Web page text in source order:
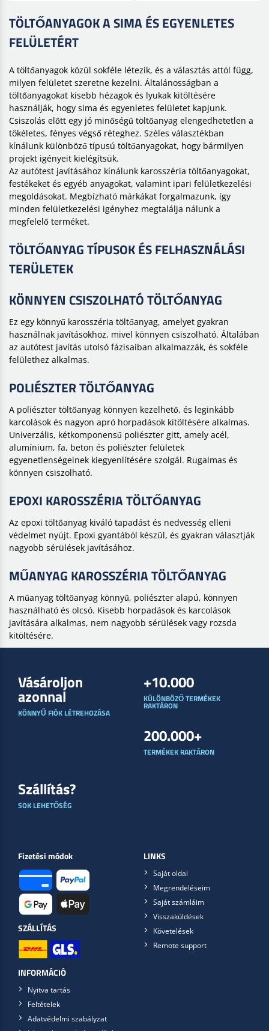
TÖLTŐANYAGOK A SIMA ÉS EGYENLETES
FELÜLETÉRT
A töltőanyagok közül sokféle létezik, és a választás attól függ,
milyen felületet szeretne kezelni. Általánosságban a
töltőanyagokat kisebb hézagok és lyukak kitöltésére
használják, hogy sima és egyenletes felületet kapjunk.
Csiszolás előtt egy jó minőségű töltőanyag elengedhetetlen a
tökéletes, fényes végső réteghez. Széles választékban
kínálunk különböző típusú töltőanyagokat, hogy bármilyen
projekt igényeit kielégítsük.
Az autótest javításához kínálunk karosszéria töltőanyagokat,
festékeket és egyéb anyagokat, valamint ipari felületkezelési
megoldásokat. Megbízható márkákat forgalmazunk, így
minden felületkezelési igényhez megtalálja nálunk a
megfelelő terméket.
TÖLTŐANYAG TÍPUSOK ÉS FELHASZNÁLÁSI
TERÜLETEK
KÖNNYEN CSISZOLHATÓ TÖLTŐANYAG
Ez egy könnyű karosszéria töltőanyag, amelyet gyakran
használnak javításokhoz, mivel könnyen csiszolható. Általában
az autótest javítás utolsó fázisaiban alkalmazzák, és sokféle
felülethez alkalmas.
POLIÉSZTER TÖLTŐANYAG
A poliészter töltőanyag könnyen kezelhető, és leginkább
karcolások és nagyon apró horpadások kitöltésére alkalmas.
Univerzális, kétkomponensű poliészter gitt, amely acél,
alumínium, fa, beton és poliészter felületek
egyenetlenségeinek kiegyenlítésére szolgál. Rugalmas és
könnyen csiszolható.
EPOXI KAROSSZÉRIA TÖLTŐANYAG
Az epoxi töltőanyag kiváló tapadást és nedvesség elleni
védelmet nyújt. Epoxi gyantából készül, és gyakran választják
nagyobb sérülések javításához.
MŰANYAG KAROSSZÉRIA TÖLTŐANYAG
A műanyag töltőanyag könnyű, poliészter alapú, könnyen
használható és olcsó. Kisebb horpadások és karcolások
javítására alkalmas, nem nagyobb sérülések vagy rozsda
kitöltésére.
Vásároljon
azonnal
KÖNNYŰ FIÓK LÉTREHOZÁSA
+10.000
KÜLÖNBÖZŐ TERMÉKEK
RAKTÁRON
200.000+
TERMÉKEK RAKTÁRON
Szállítás?
SOK LEHETŐSÉG
Fizetési módok
SZÁLLÍTÁS
LINKS
Saját oldal
Megrendeléseim
Saját számláim
Visszaküldések
Követelések
Remote support
INFORMÁCIÓ
Nyitva tartás
Feltételek
Adatvédelmi szabályzat